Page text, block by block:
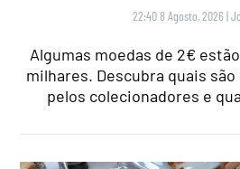
22:40 8 Agosto, 2026 |
Algumas moedas de 2€
milhares. Descubra quais
pelos colecionadores e